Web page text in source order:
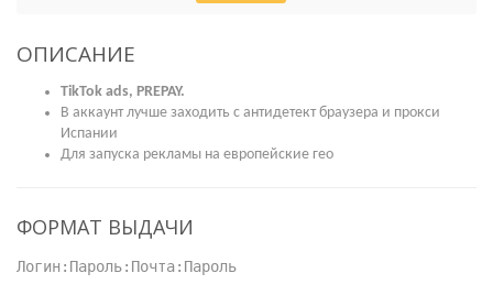
ОПИСАНИЕ
TikTok ads, PREPAY.
В аккаунт лучше заходить с антидетект браузера и прокси
Испании
Для запуска рекламы на европейские гео
ФОРМАТ ВЫДАЧИ
Логин:Пароль:Почта:Пароль